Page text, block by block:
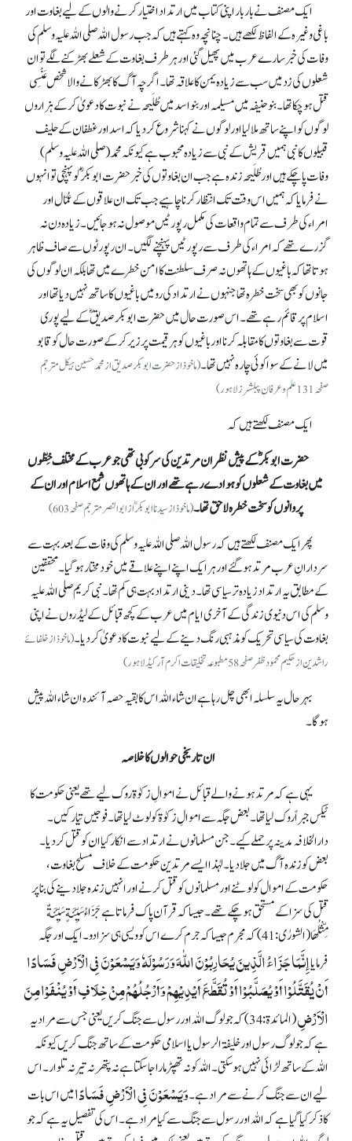
ایک مصنف نے بار بار اپنی کتاب میں ارتداد اختیار کرنے والوں کے لیے بغاوت اور
باغی وغیرہ کے الفاظ لکھے ہیں۔ چنانچہ وہ کہتے ہیں کہ جب رسول اللہ صلی اللہ علیہ وسلم کی
وفات کی خبر سارے عرب میں پھیل گئی اور ہر طرف بغاوت کے شعلے بھڑکنے لگے تو ان
شعلوں کی زد میں سب سے زیادہ یمن کا علاقہ تھا۔ اگرچہ آگ کا بھڑکانے والا شخص عَنْسِی
قتل ہو چکا تھا۔ بنو حنیفہ میں مسیلمہ اور بنو اسد میں طُلَیحہ نے نبوت کا دعویٰ کر کے ہزاروں
لوگوں کو اپنے ساتھ ملا لیا اور لوگوں نے کہنا شروع کر دیا کہ اسد اور غطفان کے حلیف
قبیلوں کا نبی ہمیں قریش کے نبی سے زیادہ محبوب ہے کیونکہ محمد (صلی اللہ علیہ وسلم)
وفات پا چکے ہیں اور طُلَیحہ زندہ ہے جب ان بغاوتوں کی خبر حضرت ابوبکرؓ کو پہنچی تو انہوں
نے فرمایا کہ ہمیں اس وقت تک انتظار کرنا چاہیے جب تک ان علاقوں کے عُمّال اور
امراء کی طرف سے تمام واقعات کی مکمل رپورٹیں موصول نہ ہو جائیں۔ زیادہ دن نہ
گزرے تھے کہ امراء کی طرف سے رپورٹیں پہنچنے لگیں۔ ان رپورٹوں سے صاف ظاہر
ہوتا تھا کہ باغیوں کے ہاتھوں نہ صرف سلطنت کا امن خطرے میں تھا بلکہ ان لوگوں کی
جانوں کو بھی سخت خطرہ تھا جنہوں نے ارتداد کی رو میں باغیوں کا ساتھ نہیں دیا تھا اور
اسلام پر قائم رہے تھے۔ اس صورت حال میں حضرت ابوبکر صدیقؓ کے لیے پوری
قوت سے بغاوتوں کا مقابلہ کرنا اور باغیوں کو ہر قیمت پر زیر کر کے صورت حال کو قابو
میں لانے کے سوا کوئی چارہ نہیں تھا۔(ماخوذ از حضرت ابوبکر صدیق از محمد حسین ہیکل مترجم
صفحہ 131 علم و عرفان پبلشرز لاہور)
ایک مصنف لکھتے ہیں کہ
حضرت ابوبکرؓ کے پیش نظر ان مرتدین کی سرکوبی تھی جو عرب کے مختلف خِطّوں
میں بغاوت کے شعلوں کو ہوا دے رہے تھے اور ان کے ہاتھوں شمع اسلام اور ان کے
پروانوں کو سخت خطرہ لاحق تھا۔(ماخوذ از سیدنا ابوبکرؓ از ابوالنصر مترجم صفحہ 603)
پھر ایک مصنف لکھتے ہیں کہ رسول اللہ صلی اللہ علیہ وسلم کی وفات کے بعد بہت سے
سردارانِ عرب مرتد ہو گئے اور ہر ایک اپنے اپنے علاقے میں خود مختار ہو گیا۔ محققین
کے مطابق یہ ارتداد زیادہ تر سیاسی تھا۔ دینی ارتداد بہت ہی کم تھا۔ نبی کریم صلی اللہ علیہ
وسلم کی اس دنیوی زندگی کے آخری ایام میں عرب کے کچھ قبائل کے لیڈروں نے اپنی
بغاوت کی سیاسی تحریک کو مذہبی رنگ دینے کے لیے نبوت کا دعویٰ کر دیا۔(ماخوذ از خلفائے
راشدین از حکیم محمود ظفر صفحہ58مطبوعہ تخلیقات اکرم آرکیڈ لاہور)
بہرحال یہ سلسلہ ابھی چل رہا ہے ان شاء اللہ اس کا بقیہ حصہ آئندہ ان شاء اللہ پیش
ہو گا۔
ان تاریخی حوالوں کا خلاصہ
یہی ہے کہ مرتد ہونے والے قبائل نے اموالِ زکوٰة روک لیے تھے یعنی حکومت کا
ٹیکس جبراً روک لیا تھا۔ بعض جگہ سے اموالِ زکوٰة کو لوٹ لیا تھا۔ فوجیں تیار کیں۔
دارالخلافہ مدینہ پر حملے کیے۔ جن مسلمانوں نے ارتداد سے انکار کیا ان کو قتل کر دیا۔
بعض کو زندہ آگ میں جلا دیا۔ لہٰذا ایسے مرتدین حکومت کے خلاف مسلح بغاوت،
حکومت کے اموال کو لوٹنے اور مسلمانوں کو قتل کرنے اور انہیں زندہ جلا دینے کی بنا پر
قتل کی سزا کے مستحق ہو چکے تھے۔ جیسا کہ قرآن پاک فرماتا ہےجَزَاءُ سَيِّئَةٍ سَيِّئَةٌ
مِّثْلُهَا
(الشورٰى:41) کہ مجرم جیسا کہ جرم کرے اس کو ویسی ہی سزا دو۔ ایک اور جگہ
فرمایاإِنَّمَا جَزَاءُ الَّذِینَ یُحَارِبُوْنَ اللّٰہَ وَرَسُوْلَہٗ وَیَسْعَوْنَ فِی الْأَرْضِ فَسَادًا
أَنْ یُقَتَّلُوْا أَوْ یُصَلَّبُوْا أَوْ تُقَطَّعَ أَیْدِیْہِمْ وَأَرْجُلُہُمْ مِنْ خِلَافٍ أَوْ یُنْفَوْا مِنَ
الْأَرْضِ
(المائدة: 34)کہ جو لوگ اللہ اور رسول سے جنگ کریں یعنی جس سے مراد یہ
ہے کہ جو لوگ رسول اور خلیفۃ الرسول یا اسلامی حکومت کے ساتھ جنگ کریں کیونکہ
اللہ کے ساتھ لڑائی نہیں ہو سکتی۔ اللہ کو نہ تھپڑ مارا جا سکتا ہے نہ پتھر نہ تیر نہ تلوار۔ اس
لیے ان سے جنگ کرنے سے مراد ہے۔وَیَسْعَوْنَ فِی الْأَرْضِ فَسَادًامیں اس بات
کا ذکر کیا گیا ہے کہ اللہ اور رسول سے جنگ سے کیا مراد ہے۔ اس کی تفصیل یہ ہے کہ جو